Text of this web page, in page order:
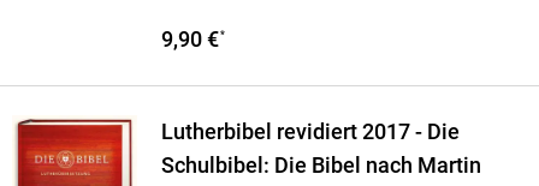
9,90 €*
Lutherbibel revidiert 2017 - Die
Schulbibel: Die Bibel nach Martin